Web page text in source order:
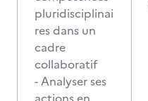
pluridisciplinai
res dans un
cadre
collaboratif
- Analyser ses